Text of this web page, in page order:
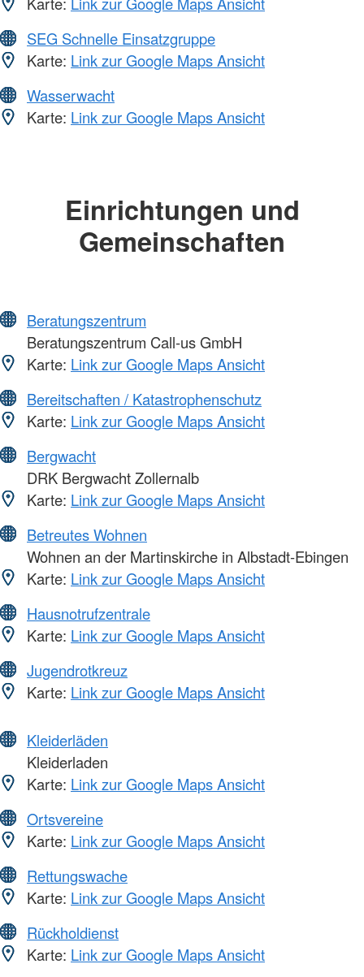
SEG Schnelle Einsatzgruppe
Karte: Link zur Google Maps Ansicht
Wasserwacht
Karte: Link zur Google Maps Ansicht
Einrichtungen und
Gemeinschaften
Beratungszentrum
Beratungszentrum Call-us GmbH
Karte: Link zur Google Maps Ansicht
Bereitschaften / Katastrophenschutz
Karte: Link zur Google Maps Ansicht
Bergwacht
DRK Bergwacht Zollernalb
Karte: Link zur Google Maps Ansicht
Betreutes Wohnen
Wohnen an der Martinskirche in Albstadt-Ebingen
Karte: Link zur Google Maps Ansicht
Hausnotrufzentrale
Karte: Link zur Google Maps Ansicht
Jugendrotkreuz
Karte: Link zur Google Maps Ansicht
Kleiderläden
Kleiderladen
Karte: Link zur Google Maps Ansicht
Ortsvereine
Karte: Link zur Google Maps Ansicht
Rettungswache
Karte: Link zur Google Maps Ansicht
Rückholdienst
Karte: Link zur Google Maps Ansicht